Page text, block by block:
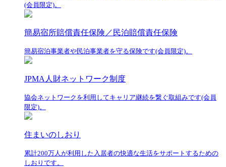
(会員限定)。
簡易宿所賠償責任保険／民泊賠償責任保険
簡易宿泊事業者や民泊事業者を守る保険です(会員限定)。
JPMA人財ネットワーク制度
協会ネットワークを利用してキャリア継続を繋ぐ取組みです(会員
限定)。
住まいのしおり
累計200万人が利用した入居者の快適な生活をサポートするための
しおりです。